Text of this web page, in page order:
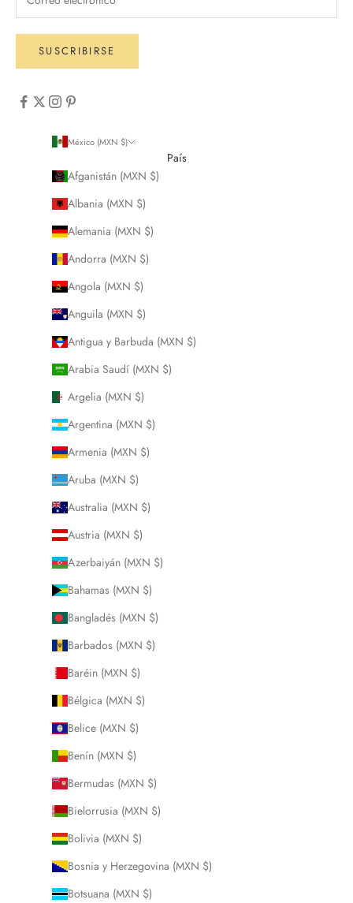
SUSCRIBIRSE
México (MXN $)
País
Afganistán (MXN $)
Albania (MXN $)
Alemania (MXN $)
Andorra (MXN $)
Angola (MXN $)
Anguila (MXN $)
Antigua y Barbuda (MXN $)
Arabia Saudí (MXN $)
Argelia (MXN $)
Argentina (MXN $)
Armenia (MXN $)
Aruba (MXN $)
Australia (MXN $)
Austria (MXN $)
Azerbaiyán (MXN $)
Bahamas (MXN $)
Bangladés (MXN $)
Barbados (MXN $)
Baréin (MXN $)
Bélgica (MXN $)
Belice (MXN $)
Benín (MXN $)
Bermudas (MXN $)
Bielorrusia (MXN $)
Bolivia (MXN $)
Bosnia y Herzegovina (MXN $)
Botsuana (MXN $)